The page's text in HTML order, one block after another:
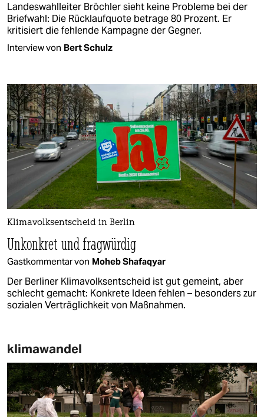
Landeswahlleiter Bröchler sieht keine Probleme bei der
Briefwahl: Die Rücklaufquote betrage 80 Prozent. Er
kritisiert die fehlende Kampagne der Gegner.
Interview von Bert Schulz
Klimavolksentscheid in Berlin
Unkonkret und fragwürdig
Gastkommentar von Moheb Shafaqyar
Der Berliner Klimavolksentscheid ist gut gemeint, aber
schlecht gemacht: Konkrete Ideen fehlen – besonders zur
sozialen Verträglichkeit von Maßnahmen.
klimawandel